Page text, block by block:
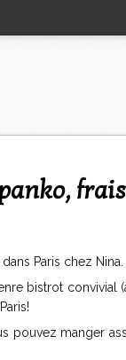
panko,
Paris chez Nina.
bistrot
pouvez manger